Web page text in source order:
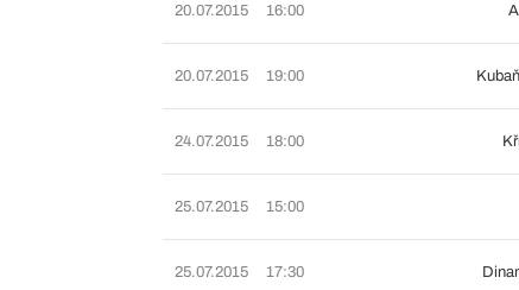
20.07.2015 16:00
20.07.2015 19:00
24.07.2015 18:00
25.07.2015 15:00
25.07.2015 17:30